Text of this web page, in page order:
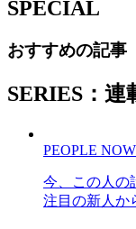
SPECIAL
おすすめの記事
SERIES：連
PEOPLE NOW
今、この人の
注目の新人か